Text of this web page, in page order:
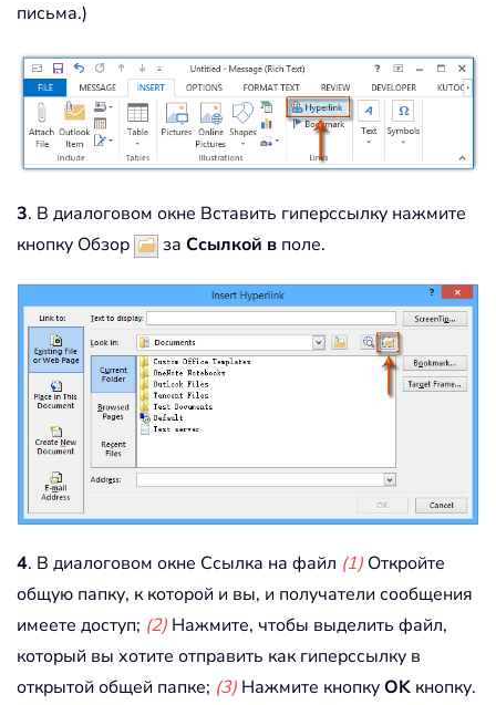
письма.)
3. В диалоговом окне Вставить гиперссылку нажмите
кнопку Обзор
за Ссылкой в поле.
4. В диалоговом окне Ссылка на файл (1) Откройте
общую папку, к которой и вы, и получатели сообщения
имеете доступ; (2) Нажмите, чтобы выделить файл,
который вы хотите отправить как гиперссылку в
открытой общей папке; (3) Нажмите кнопкуOK кнопку.